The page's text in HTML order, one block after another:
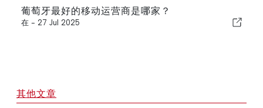
葡萄牙最好的移动运营商是哪家？
在 - 27 Jul 2025
其他文章